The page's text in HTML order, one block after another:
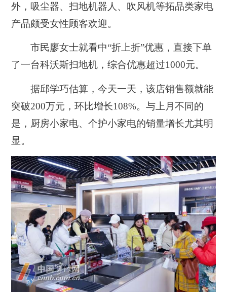
外，吸尘器、扫地机器人、吹风机等拓品类家电
产品颇受女性顾客欢迎。
市民廖女士就看中“折上折”优惠，直接下单
了一台科沃斯扫地机，综合优惠超过1000元。
据邱学巧估算，今天一天，该店销售额就能
突破200万元，环比增长108%。与上月不同的
是，厨房小家电、个护小家电的销量增长尤其明
显。